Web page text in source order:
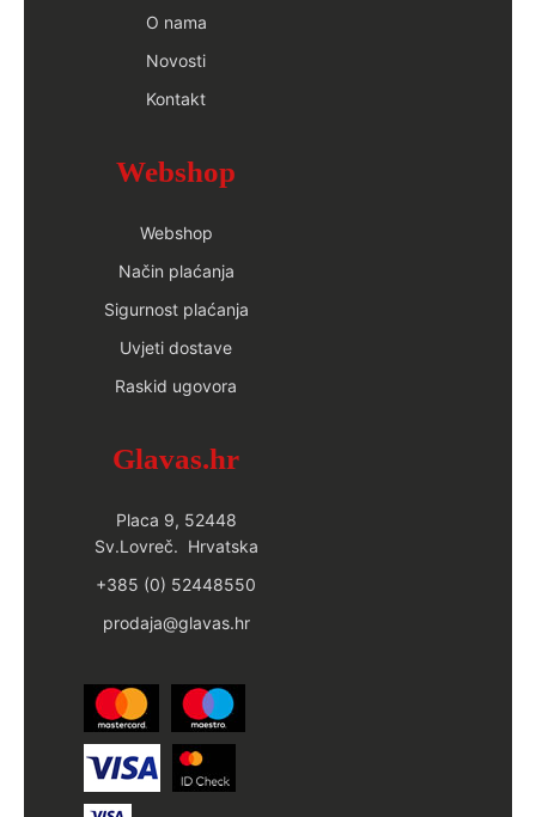
O nama
Novosti
Kontakt
Webshop
Webshop
Način plaćanja
Sigurnost plaćanja
Uvjeti dostave
Raskid ugovora
Glavas.hr
Placa 9, 52448
Sv.Lovreč. Hrvatska
+385 (0) 52448550
prodaja@glavas.hr